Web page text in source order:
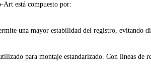
Art está compuesto por:
una mayor estabilidad del registro, evitando
para montaje estandarizado. Con líneas de